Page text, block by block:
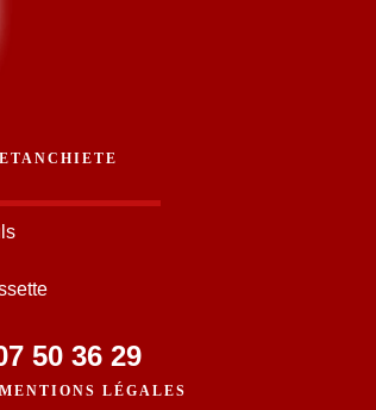
50 36 29
MENTIONS LÉGALES